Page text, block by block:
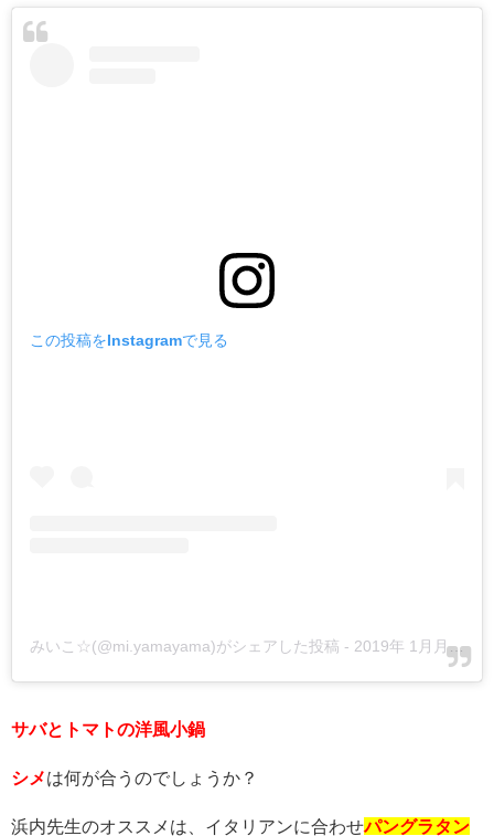
この投稿をInstagramで見る
みいこ☆(@mi.yamayama)がシェアした投稿 - 2019年 1月月23日午後4時32分PST
サバとトマトの洋風小鍋
シメは何が合うのでしょうか？
浜内先生のオススメは、イタリアンに合わせパングラタン